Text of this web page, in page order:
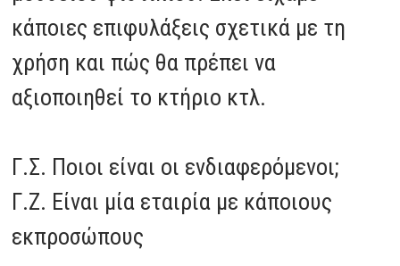
κάποιες επιφυλάξεις σχετικά με τη
χρήση και πώς θα πρέπει να
αξιοποιηθεί το κτήριο κτλ.
Γ.Σ. Ποιοι είναι οι ενδιαφερόμενοι;
Γ.Ζ. Είναι μία εταιρία με κάποιους
εκπροσώπους